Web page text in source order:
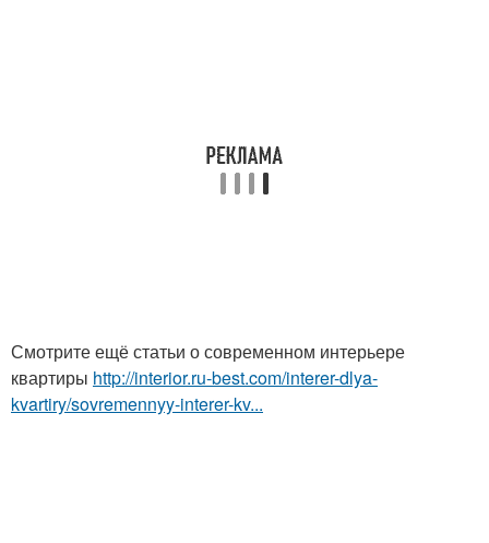
Смотрите ещё статьи о современном интерьере
квартиры http://interior.ru-best.com/interer-dlya-
kvartiry/sovremennyy-interer-kv...